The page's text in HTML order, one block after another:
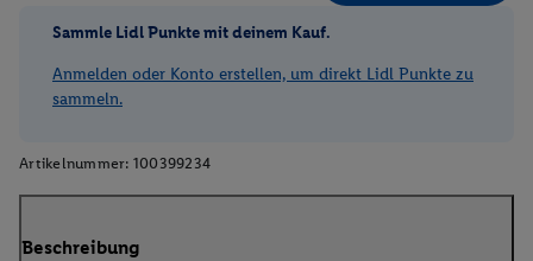
Sammle Lidl Punkte mit deinem Kauf.
Anmelden oder Konto erstellen, um direkt Lidl Punkte zu
sammeln.
Artikelnummer: 100399234
Beschreibung